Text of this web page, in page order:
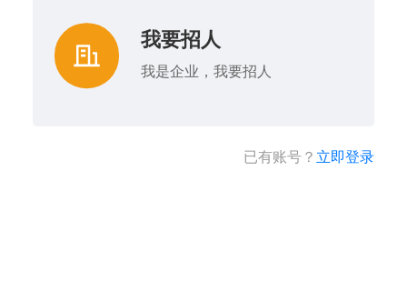
我要招人
我是企业，我要招人
已有账号？ 立即登录